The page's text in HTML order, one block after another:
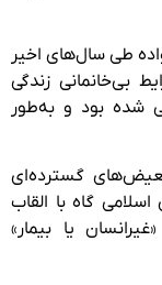
طی سال‌های اخیر
بی‌خانمانی زندگی
شده بود و به‌طور
گسترده‌ای
گاه با القاب
یا بیمار»